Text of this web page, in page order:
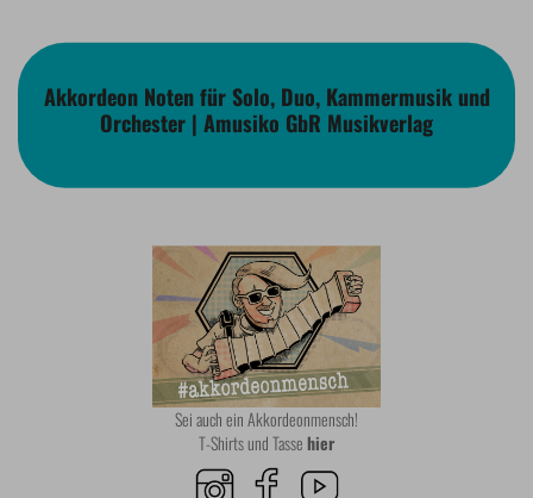
Akkordeon Noten für Solo, Duo, Kammermusik und
Orchester | Amusiko GbR Musikverlag
Sei auch ein Akkordeonmensch!
T-Shirts und Tassehier